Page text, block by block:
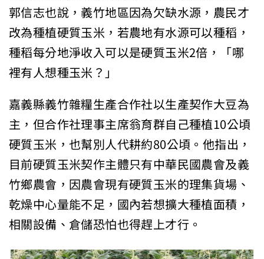
郭信志也說，義竹地區因為欠缺水源，農民才
改為種植硬質玉米，若農地有水源可以種稻，
種稻每分地淨收入可以是硬質玉米2倍，「哪
裡有人想種玉米？」
嘉義縣義竹雜糧生產合作社以生產契作大豆為
主，但合作社理事主席翁育群自己種植10公頃
硬質玉米，也幫別人代耕約80公頃。他指出，
目前硬質玉米契作主體只有中華民國農會及義
竹鄉農會，因農會現有硬質玉米的理集貨場、
乾燥中心量能不足，國內若想擴大種植面積，
相關設備、倉儲恐怕也得趕上才行。